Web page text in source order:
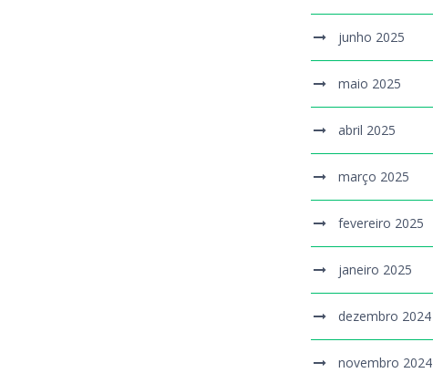
junho 2025
maio 2025
abril 2025
março 2025
fevereiro 2025
janeiro 2025
dezembro 2024
novembro 2024